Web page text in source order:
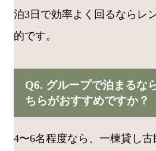
泊3日で効率よく回るならレ
的です。
Q6. グループで泊まるな
ちらがおすすめですか？
4〜6名程度なら、一棟貸し